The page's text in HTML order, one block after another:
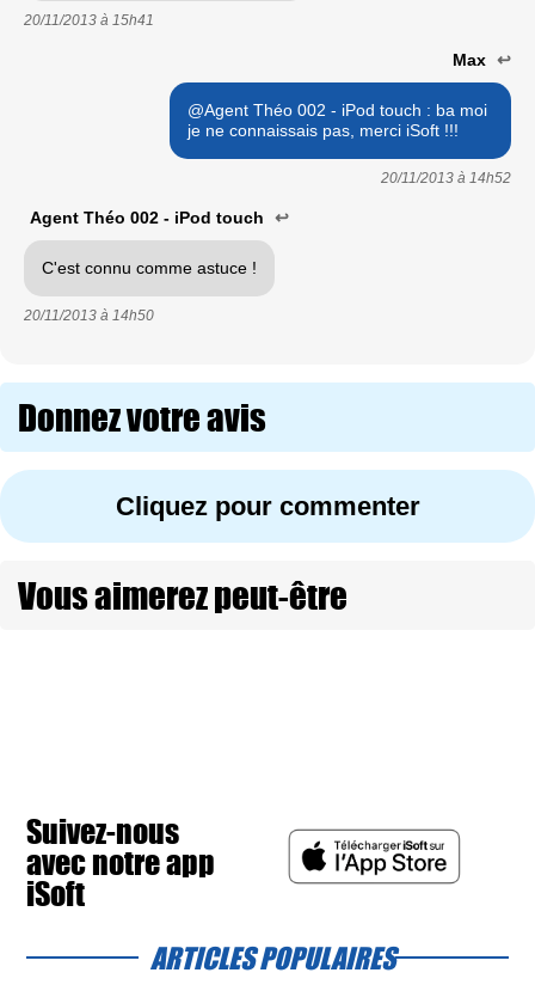
20/11/2013 à 15h41
Max ↩
@Agent Théo 002 - iPod touch : ba moi
je ne connaissais pas, merci iSoft !!!
20/11/2013 à 14h52
Agent Théo 002 - iPod touch ↩
C'est connu comme astuce !
20/11/2013 à 14h50
Donnez votre avis
Cliquez pour commenter
Vous aimerez peut-être
Suivez-nous
avec notre app
iSoft
ARTICLES POPULAIRES